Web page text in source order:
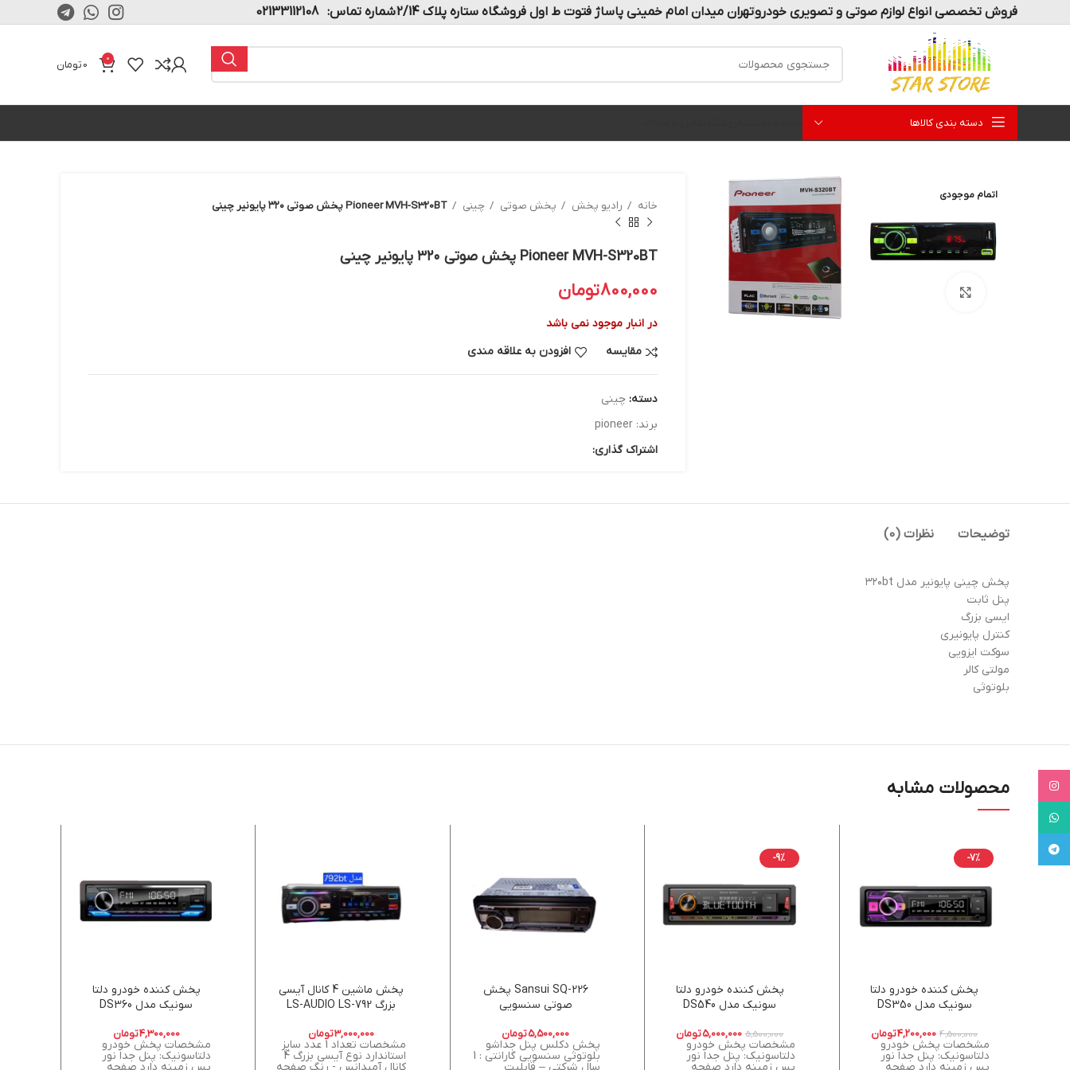
فروش تخصصی انواع لوازم صوتی و تصویری خودروتهران میدان امام خمینی پاساژ فتوت ط اول فروشگاه ستاره پلاک 2/14 شماره تماس: 02133112108
0
0تومان
دسته بندی کالاها
اتمام موجودی
خانه رادیو پخش پخش صوتی چینی Pioneer MVH-S320BT پخش صوتی ۳۲۰ پایونیر چینی
Pioneer MVH-S320BT پخش صوتی ۳۲۰ پایونیر چینی
800,000تومان
در انبار موجود نمی باشد
مقایسه
افزودن به علاقه مندی
دسته: چینی
برند:pioneer
اشتراک گذاری:
توضیحات نظرات (0)
پخش چینی پایونیر مدل ۳۲۰bt
پنل ثابت
ایسی بزرگ
کنترل پایونیری
سوکت ایزویی
مولتی کالر
بلوتوثی
محصولات مشابه
-7%
پخش کننده خودرو دلتا
سونیک مدل DS350
4,500,000
4,200,000تومان
مشخصات پخش خودرو
دلتاسونیک: پنل جدا نور
-9%
پخش کننده خودرو دلتا
سونیک مدل DS540
5,500,000
5,000,000تومان
مشخصات پخش خودرو
دلتاسونیک: پنل جدا نور
Sansui SQ-226 پخش
صوتی سنسویی
5,500,000تومان
پخش دکلس پنل جداشو
بلوتوثی سنسویی گارانتی : 1
پخش ماشین 4 کانال آیسی
بزرگ LS-AUDIO LS-792
3,000,000تومان
مشخصات تعداد 1 عدد سایز
استاندارد نوع آیسی بزرگ 4
پخش کننده خودرو دلتا
سونیک مدل DS360
4,300,000تومان
مشخصات پخش خودرو
دلتاسونیک: پنل جدا نور
Instagram
Telegram